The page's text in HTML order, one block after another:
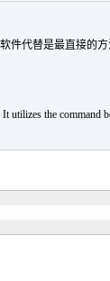
代替是最直接的
the command